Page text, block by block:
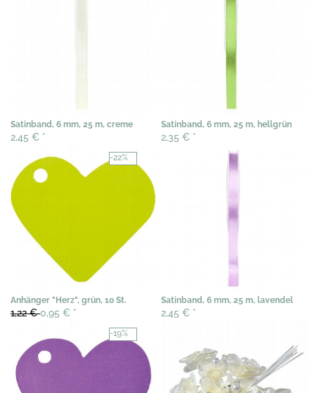
Satinband, 6 mm, 25 m, creme
2,45 € *
Satinband, 6 mm, 25 m, hellgrün
2,35 € *
-22%
Anhänger "Herz", grün, 10 St.
1,22 €0,95 € *
Satinband, 6 mm, 25 m, lavendel
2,45 € *
-19%